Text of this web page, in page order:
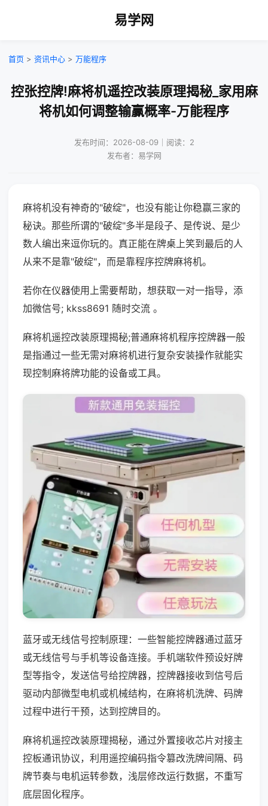
易学网
首页 > 资讯中心 > 万能程序
控张控牌!麻将机遥控改装原理揭秘_家用麻
将机如何调整输赢概率-万能程序
发布时间：2026-08-09｜阅读：2
发布者：易学网
麻将机没有神奇的"破绽"，也没有能让你稳赢三家的
秘诀。那些所谓的"破绽"多半是段子、是传说、是少
数人编出来逗你玩的。真正能在牌桌上笑到最后的人
从来不是靠"破绽"，而是靠程序控牌麻将机。
若你在仪器使用上需要帮助，想获取一对一指导，添
加微信号; kkss8691 随时交流 。
麻将机遥控改装原理揭秘;普通麻将机程序控牌器一般
是指通过一些无需对麻将机进行复杂安装操作就能实
现控制麻将牌功能的设备或工具。
蓝牙或无线信号控制原理：一些智能控牌器通过蓝牙
或无线信号与手机等设备连接。手机端软件预设好牌
型等指令，发送信号给控牌器，控牌器接收到信号后
驱动内部微型电机或机械结构，在麻将机洗牌、码牌
过程中进行干预，达到控牌目的。
麻将机遥控改装原理揭秘，通过外置接收芯片对接主
控板通讯协议，利用遥控编码指令篡改洗牌间隔、码
牌节奏与电机运转参数，浅层修改运行数据，不重写
底层固化程序。